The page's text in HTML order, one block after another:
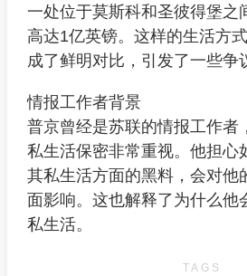
一处位于莫斯科和圣彼得堡之
高达1亿英镑。这样的生活方
成了鲜明对比，引发了一些争
情报工作者背景
普京曾经是苏联的情报工作者
私生活保密非常重视。他担心
其私生活方面的黑料，会对他
面影响。这也解释了为什么他
私生活。
TAGS